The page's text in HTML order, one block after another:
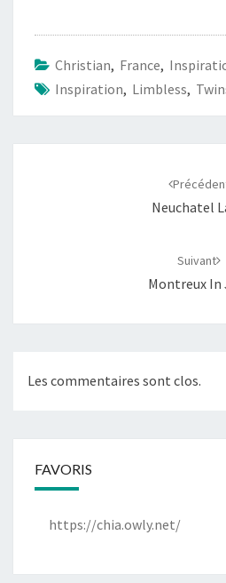
Christian, France,
Inspiration, Limbless,
Neuchatel
Suivant
Montreux In
Les commentaires sont clos.
FAVORIS
https://chia.owly.net/